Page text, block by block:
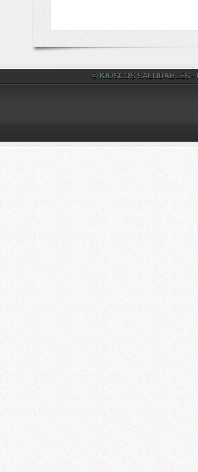
© KIOSCOS SALUDABLES